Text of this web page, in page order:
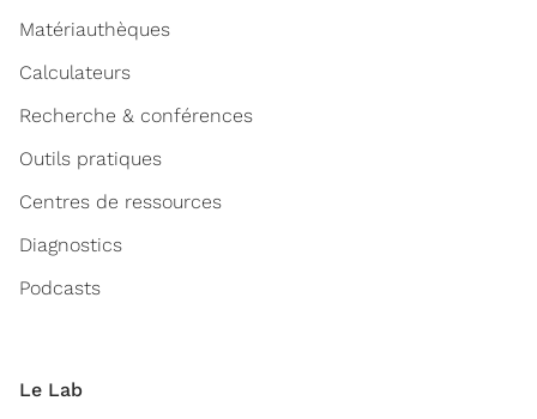
Matériauthèques
Calculateurs
Recherche & conférences
Outils pratiques
Centres de ressources
Diagnostics
Podcasts
Le Lab